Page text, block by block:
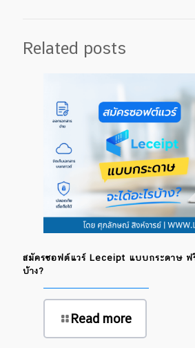
Related posts
สมัครซอฟต์แวร์ Leceipt แบบกระดาษ ฟ
บ้าง?
Read more